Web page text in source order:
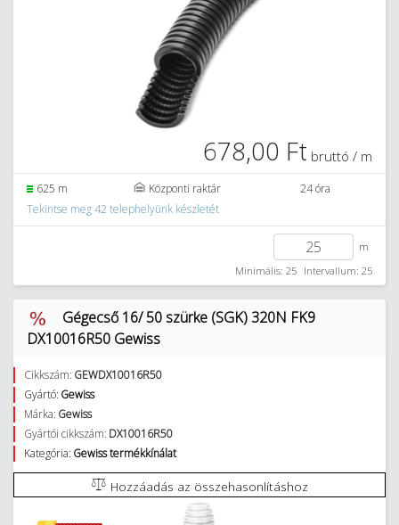
678,00 Ft bruttó / m
625 m Központi raktár
24 óra
Tekintse meg 42 telephelyünk készletét
m
Minimális: 25 Intervallum: 25
Gégecső 16/ 50 szürke (SGK) 320N FK9
DX10016R50 Gewiss
Cikkszám: GEWDX10016R50
Gyártó: Gewiss
Márka: Gewiss
Gyártói cikkszám: DX10016R50
Kategória: Gewiss termékkínálat
Hozzáadás az összehasonlításhoz